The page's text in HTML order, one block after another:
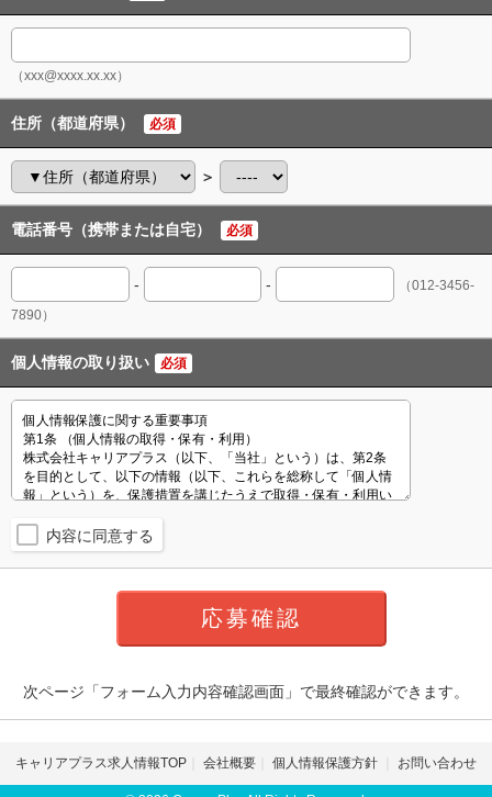
（xxx@xxxx.xx.xx）
住所（都道府県） 必須
＞
電話番号（携帯または自宅） 必須
- -
（012-3456-
7890）
個人情報の取り扱い 必須
内容に同意する
次ページ「フォーム入力内容確認画面」で最終確認ができます。
キャリアプラス求人情報TOP 会社概要 個人情報保護方針 お問い合わせ